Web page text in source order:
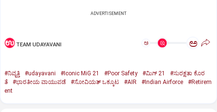
ADVERTISEMENT
TEAM UDAYAVANI ಅ ಅ
#ನಿವೃತ್ತಿ #udayavani #Iconic MiG 21 #Poor Safety #ಮಿಗ್‌ 21
#ಸುರಕ್ಷತಾ ಕೊರ
ತೆ
#ಭಾರತೀಯ ವಾಯುಪಡೆ #ಸೋವಿಯತ್‌ ಒಕ್ಕೂಟ #AIR #Indian Airforce
#Retirem
ent